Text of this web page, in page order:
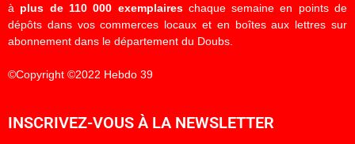
à plus de 110 000 exemplaireschaque semaine en points de
dépôts dans vos commerces locaux et en boîtes aux lettres sur
abonnement dans le département du Doubs.
©Copyright ©2022 Hebdo 39
INSCRIVEZ-VOUS À LA NEWSLETTER